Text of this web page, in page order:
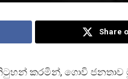
Share
කරමින්, ගොවි ජනතාව